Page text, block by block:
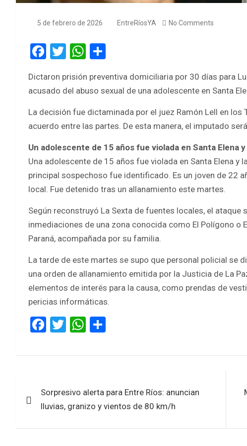
5 de febrero de 2026 EntreRíosYA No Comments
F
ce
b
o
o
k
T
tt
er
W
at
s
A
p
p
ar
e
Dictaron prisión preventiva domiciliaria por 30 días para
acusado del abuso sexual de una adolescente en Santa
La decisión fue dictaminada por el juez Ramón Lell en los
acuerdo entre las partes. De esta manera, el imputado
Un adolescente de 15 años fue violada en Santa Elena
Una adolescente de 15 años fue violada en Santa Elena y
principal sospechoso fue identificado. Es un joven de 22
local. Fue detenido tras un allanamiento este martes.
Según reconstruyó La Sexta de fuentes locales, el ataque
inmediaciones de una zona conocida como El Polígono o
Paraná, acompañada por su familia.
La tarde de este martes se supo que personal policial se
una orden de allanamiento emitida por la Justicia de La
elementos de interés para la causa, como prendas de
pericias informáticas.
F
ce
o
o
T
tt
W
at
A
p
ar
de
Sorpresivo alerta para Entre Ríos: anuncian
lluvias, granizo y vientos de 80 km/h